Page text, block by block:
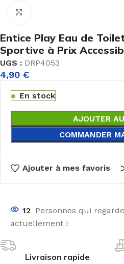
Entice Play Eau de
Sportive à Prix
UGS : DRP4053
4,90 €
En stock
AJOUTER
COMMANDER
Ajouter à mes favoris
12 Personnes qui
actuellement !
Livraison rapide